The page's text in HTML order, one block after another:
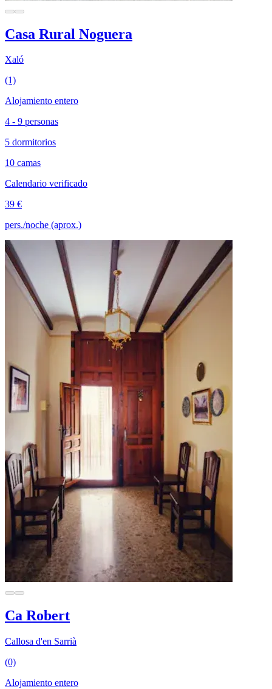
Casa Rural Noguera
Xaló
(1)
Alojamiento entero
4 - 9 personas
5 dormitorios
10 camas
Calendario verificado
39 €
pers./noche (aprox.)
Ca Robert
Callosa d'en Sarrià
(0)
Alojamiento entero